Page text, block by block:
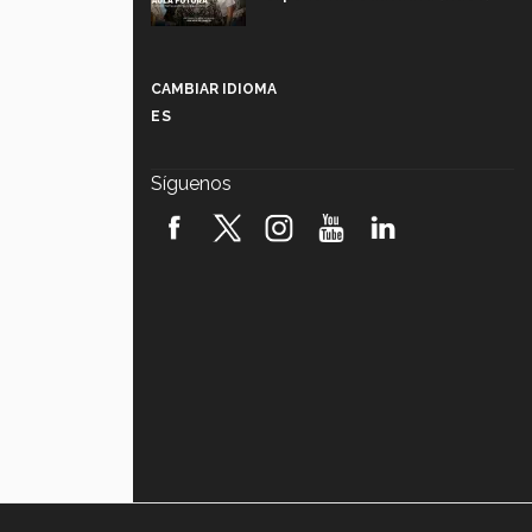
robótica FIRST 2026! (video)
CAMBIAR IDIOMA
ES
Síguenos